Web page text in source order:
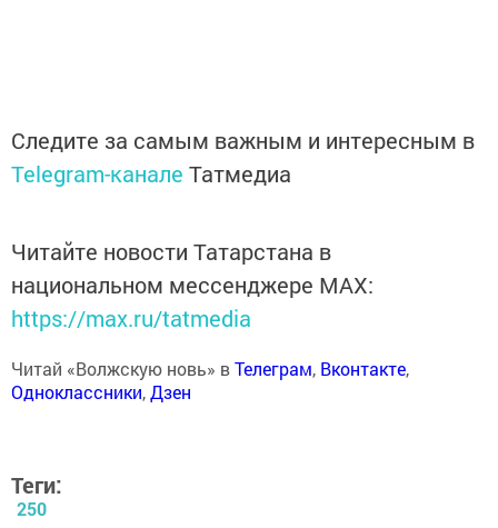
Следите за самым важным и интересным в
Telegram-канале Татмедиа
Читайте новости Татарстана в
национальном мессенджере MАХ:
https://max.ru/tatmedia
Читай «Волжскую новь» вТелеграм, Вконтакте,
Одноклассники,Дзен
Теги:
250